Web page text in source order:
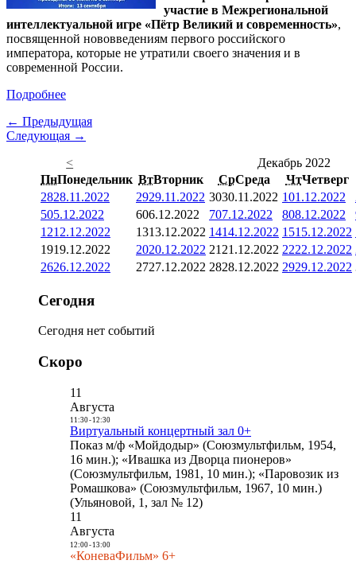
участие в Межрегиональной
интеллектуальной игре «Пётр Великий и современность»,
посвященной нововведениям первого российского
императора, которые не утратили своего значения и в
современной России.
Подробнее
← Предыдущая
Следующая →
<
Декабрь 2022
ПнПонедельник ВтВторник СрСреда ЧтЧетверг
2828.11.2022 2929.11.2022 3030.11.2022 101.12.2022
505.12.2022 606.12.2022 707.12.2022 808.12.2022
1212.12.2022 1313.12.2022 1414.12.2022 1515.12.2022
1919.12.2022 2020.12.2022 21 21.12.2022 2222.12.2022
2626.12.2022 2727.12.2022 2828.12.2022 2929.12.2022
Сегодня
Сегодня нет событий
Скоро
11
Августа
11:30- 12:30
Виртуальный концертный зал 0+
Показ м/ф «Мойдодыр» (Союзмультфильм, 1954,
16 мин.); «Ивашка из Дворца пионеров»
(Союзмультфильм, 1981, 10 мин.); «Паровозик из
Ромашкова» (Союзмультфильм, 1967, 10 мин.)
(Ульяновой, 1, зал № 12)
11
Августа
12:00- 13:00
«КоневаФильм» 6+